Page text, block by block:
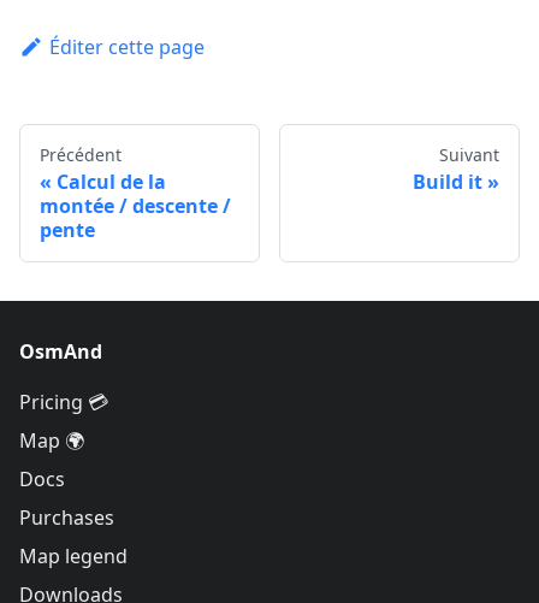
Éditer cette page
Précédent
Calcul de la
montée / descente /
pente
Suivant
Build it
OsmAnd
Pricing 💳
Map 🌍
Docs
Purchases
Map legend
Downloads